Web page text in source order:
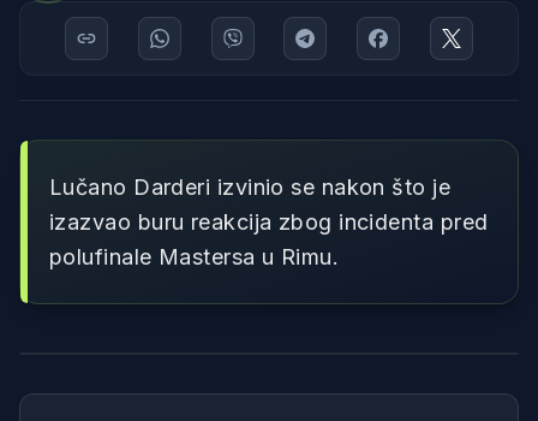
Lučano Darderi izvinio se nakon što je
izazvao buru reakcija zbog incidenta pred
polufinale Mastersa u Rimu.